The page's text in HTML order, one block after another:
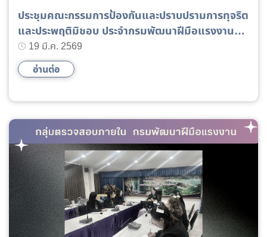
ประชุมคณะกรรมการป้องกันและปราบปรามการทุจริต
และประพฤติมิชอบ ประจำกรมพัฒนาฝีมือแรงงาน
ครั้งที่ 1/2569
19 มี.ค. 2569
อ่านต่อ